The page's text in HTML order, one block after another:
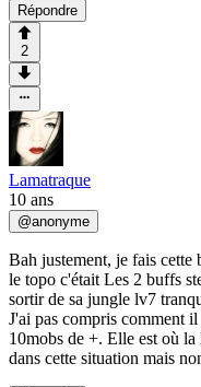
Répondre
2
Lamatraque
10 ans
@anonyme
Bah justement, je fais cette
le topo c'était Les 2 buffs
sortir de sa jungle lv7
J'ai pas compris comment
10mobs de +. Elle est où
dans cette situation mais